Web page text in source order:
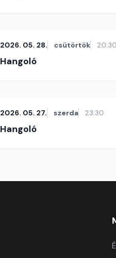
2026. 05. 28. csütörtök 20:30
Hangoló
2026. 05. 27. szerda 23:30
Hangoló